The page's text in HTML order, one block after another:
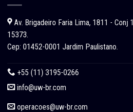
Av. Brigadeiro Faria Lima, 1811 - Conj
15373.
Cep: 01452-0001 Jardim Paulistano.
+55 (11) 3195-0266
info@uw-br.com
operacoes@uw-br.com